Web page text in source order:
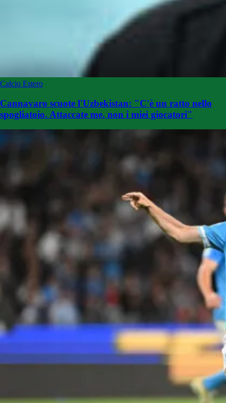
Calcio Estero
Cannavaro scuote l'Uzbekistan: "C'è un ratto nello
spogliatoio. Attaccate me, non i miei giocatori"